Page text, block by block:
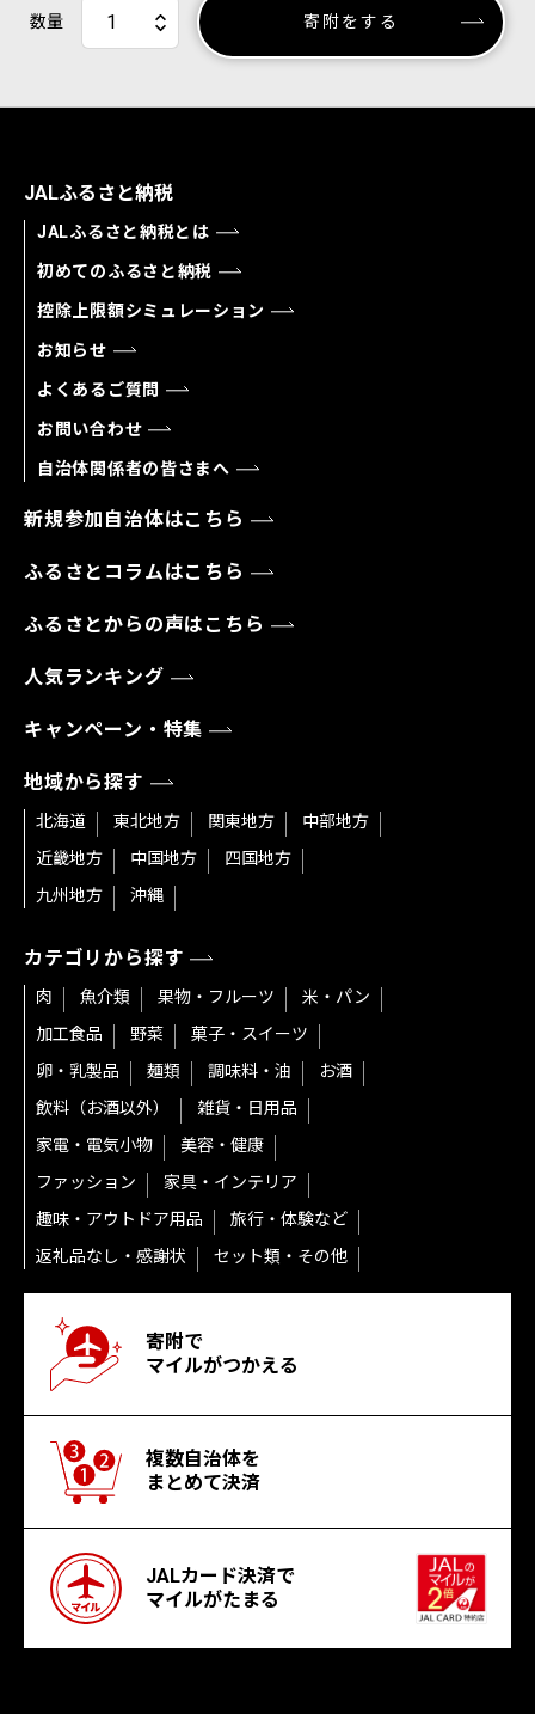
数量 寄附をする
JALふるさと納税
JALふるさと納税とは
初めてのふるさと納税
控除上限額シミュレーション
お知らせ
よくあるご質問
お問い合わせ
自治体関係者の皆さまへ
新規参加自治体はこちら
ふるさとコラムはこちら
ふるさとからの声はこちら
人気ランキング
キャンペーン・特集
地域から探す
北海道 東北地方 関東地方
中部地方
近畿地方
中国地方
四国地方
九州地方
沖縄
カテゴリから探す
肉 魚介類 果物・フルーツ
米・パン
加工食品
野菜
菓子・スイーツ
卵・乳製品
麺類 調味料・油
お酒
飲料（お酒以外）
雑貨・日用品
家電・電気小物
美容・健康
ファッション
家具・インテリア
趣味・アウトドア用品
旅行・体験など
返礼品なし・感謝状
セット類・その他
寄附で
マイルがつかえる
複数自治体を
まとめて決済
JALカード決済で
マイルがたまる